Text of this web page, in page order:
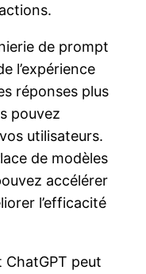
de prompt
l’expérience
réponses plus
pouvez
utilisateurs.
de modèles
accélérer
l’efficacité
ChatGPT peut